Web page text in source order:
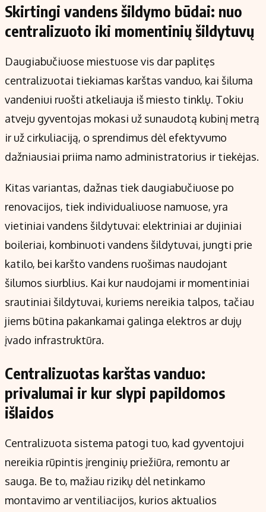
Skirtingi vandens šildymo būdai: nuo
centralizuoto iki momentinių šildytuvų
Daugiabučiuose miestuose vis dar paplitęs
centralizuotai tiekiamas karštas vanduo, kai šiluma
vandeniui ruošti atkeliauja iš miesto tinklų. Tokiu
atveju gyventojas mokasi už sunaudotą kubinį metrą
ir už cirkuliaciją, o sprendimus dėl efektyvumo
dažniausiai priima namo administratorius ir tiekėjas.
Kitas variantas, dažnas tiek daugiabučiuose po
renovacijos, tiek individualiuose namuose, yra
vietiniai vandens šildytuvai: elektriniai ar dujiniai
boileriai, kombinuoti vandens šildytuvai, jungti prie
katilo, bei karšto vandens ruošimas naudojant
šilumos siurblius. Kai kur naudojami ir momentiniai
srautiniai šildytuvai, kuriems nereikia talpos, tačiau
jiems būtina pakankamai galinga elektros ar dujų
įvado infrastruktūra.
Centralizuotas karštas vanduo:
privalumai ir kur slypi papildomos
išlaidos
Centralizuota sistema patogi tuo, kad gyventojui
nereikia rūpintis įrenginių priežiūra, remontu ar
sauga. Be to, mažiau rizikų dėl netinkamo
montavimo ar ventiliacijos, kurios aktualios